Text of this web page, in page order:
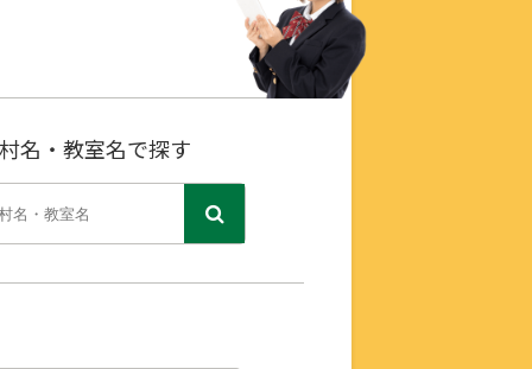
名・教室名で探す